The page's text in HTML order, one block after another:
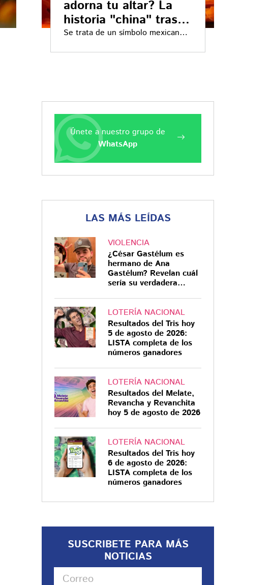
adorna tu altar? La
historia "china" tras la
flor del Día de
Muertos
Se trata de un símbolo mexicano,
Únete a nuestro grupo de
WhatsApp
LAS MÁS LEÍDAS
VIOLENCIA
¿César Gastélum es
hermano de Ana
Gastélum? Revelan cuál
sería su verdadera
LOTERÍA NACIONAL
Resultados del Tris hoy
5 de agosto de 2026:
LISTA completa de los
números ganadores
LOTERÍA NACIONAL
Resultados del Melate,
Revancha y Revanchita
hoy 5 de agosto de 2026
LOTERÍA NACIONAL
Resultados del Tris hoy
6 de agosto de 2026:
LISTA completa de los
números ganadores
SUSCRIBETE PARA MÁS
NOTICIAS